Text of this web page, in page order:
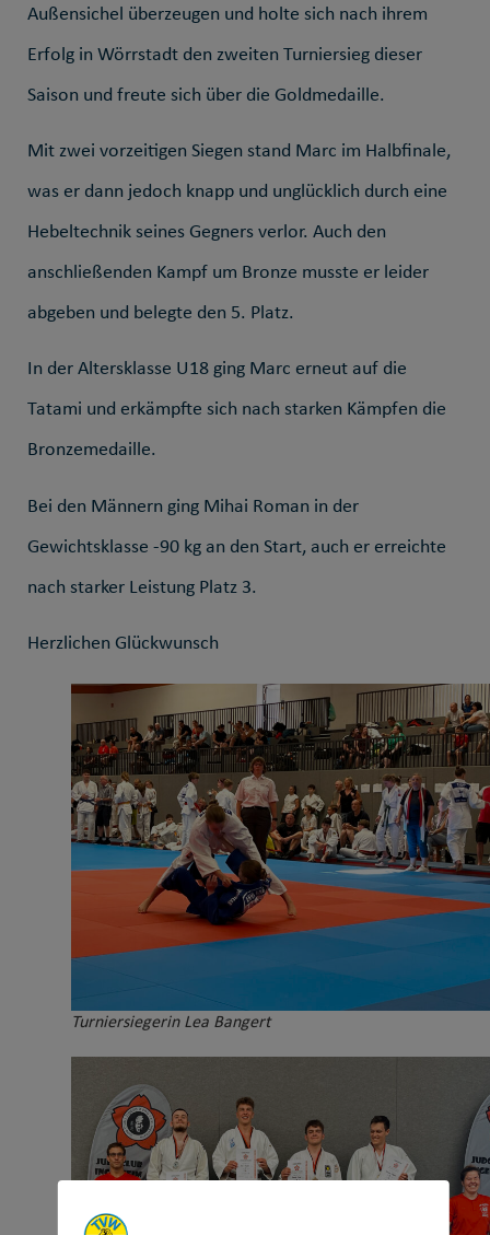
Außensichel überzeugen und holte sich nach ihrem
Erfolg in Wörrstadt den zweiten Turniersieg dieser
Saison und freute sich über die Goldmedaille.
Mit zwei vorzeitigen Siegen stand Marc im Halbfinale,
was er dann jedoch knapp und unglücklich durch eine
Hebeltechnik seines Gegners verlor. Auch den
anschließenden Kampf um Bronze musste er leider
abgeben und belegte den 5. Platz.
In der Altersklasse U18 ging Marc erneut auf die
Tatami und erkämpfte sich nach starken Kämpfen die
Bronzemedaille.
Bei den Männern ging Mihai Roman in der
Gewichtsklasse -90 kg an den Start, auch er erreichte
nach starker Leistung Platz 3.
Herzlichen Glückwunsch
Turniersiegerin Lea Bangert